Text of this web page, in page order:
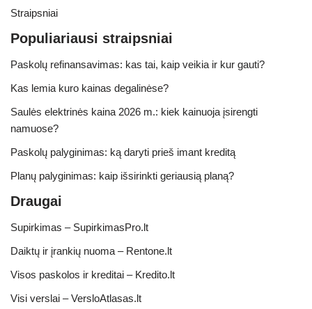
Straipsniai
Populiariausi straipsniai
Paskolų refinansavimas: kas tai, kaip veikia ir kur gauti?
Kas lemia kuro kainas degalinėse?
Saulės elektrinės kaina 2026 m.: kiek kainuoja įsirengti
namuose?
Paskolų palyginimas: ką daryti prieš imant kreditą
Planų palyginimas: kaip išsirinkti geriausią planą?
Draugai
Supirkimas – SupirkimasPro.lt
Daiktų ir įrankių nuoma – Rentone.lt
Visos paskolos ir kreditai – Kredito.lt
Visi verslai – VersloAtlasas.lt